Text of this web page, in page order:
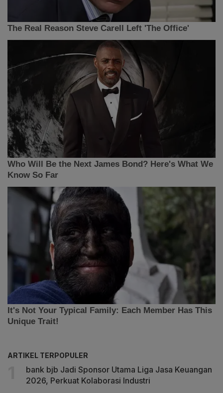
ARTIKEL TERPOPULER
bank bjb Jadi Sponsor Utama Liga Jasa Keuangan
2026, Perkuat Kolaborasi Industri